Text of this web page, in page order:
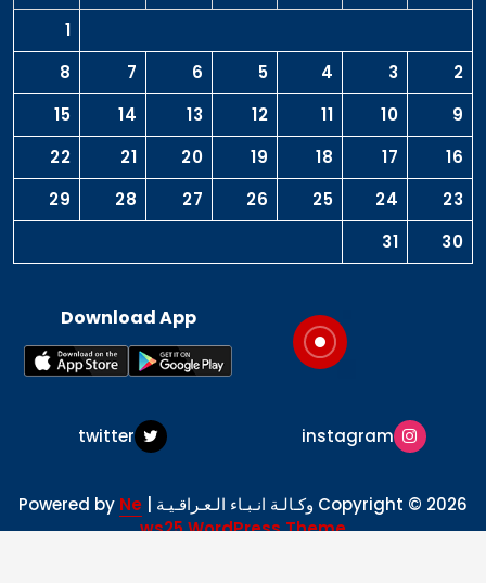
1
2
3
4
5
6
7
8
9
10
11
12
13
14
15
16
17
18
19
20
21
22
23
24
25
26
27
28
29
30
31
Download App
twitter instagram
Copyright © 2026 وكـالـة انـبـاء الـعـراقـيـة | Powered by
Ne
ws25 WordPress Theme